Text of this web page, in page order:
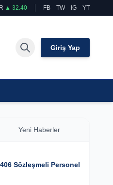
▲ 32.40 FB TW IG YT
Giriş Yap
Yeni Haberler
Sözleşmeli Personel